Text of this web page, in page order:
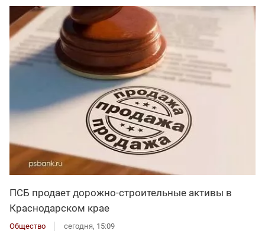
ПСБ продает дорожно-строительные активы в
Краснодарском крае
Общество сегодня, 15:09